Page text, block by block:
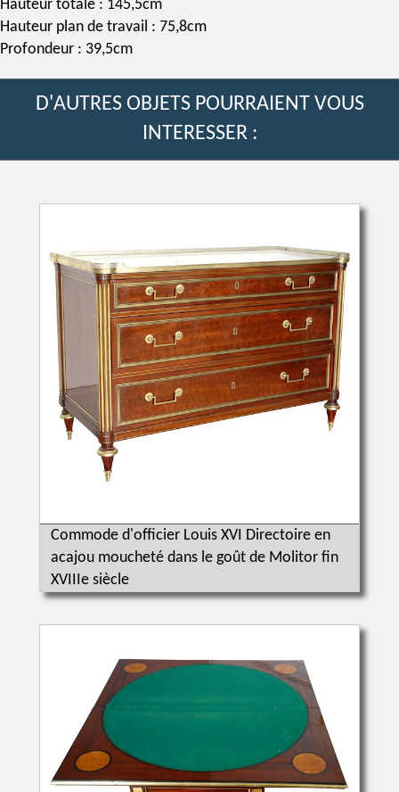
Hauteur totale : 145,5cm
Hauteur plan de travail : 75,8cm
Profondeur : 39,5cm
D'AUTRES OBJETS POURRAIENT VOUS
INTERESSER :
Commode d'officier Louis XVI Directoire en
acajou moucheté dans le goût de Molitor fin
XVIIIe siècle